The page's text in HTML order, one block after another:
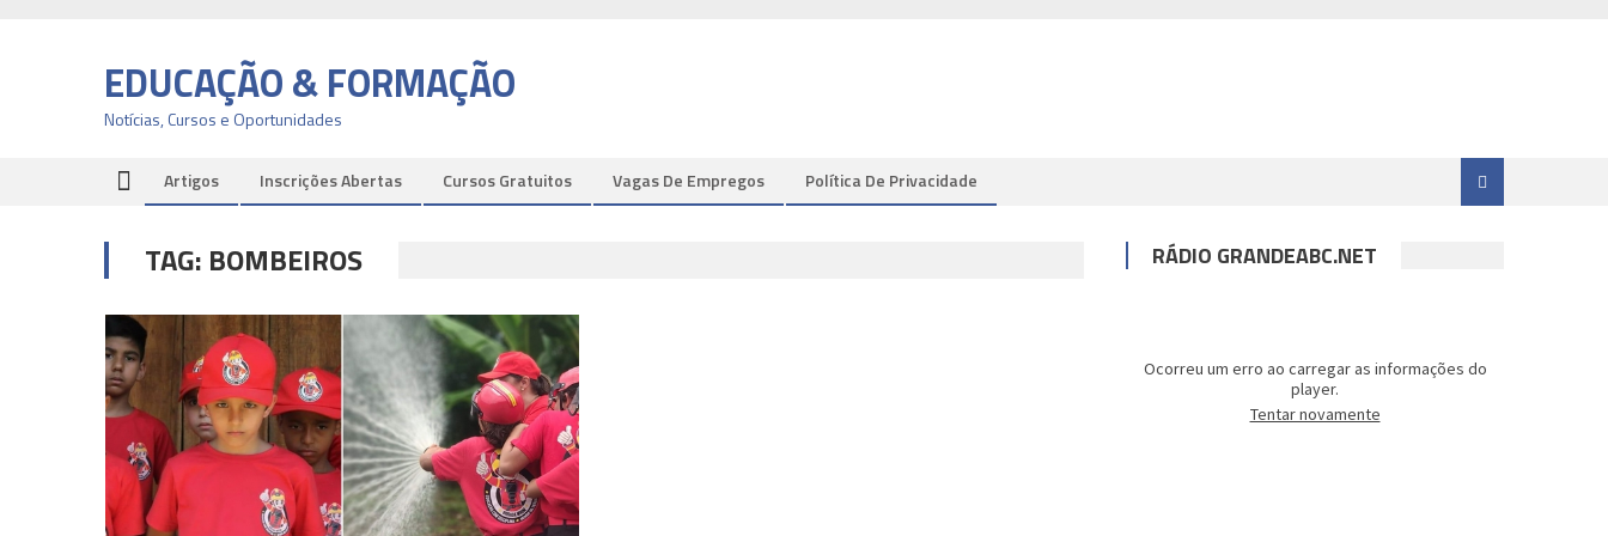
EDUCAÇÃO & FORMAÇÃO
Notícias, Cursos e Oportunidades
Artigos Inscrições Abertas Cursos Gratuitos Vagas De Empregos Política De Privacidade
TAG: BOMBEIROS RÁDIO GRANDEABC.NET